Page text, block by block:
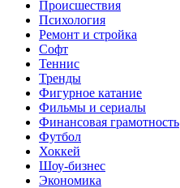
Происшествия
Психология
Ремонт и стройка
Софт
Теннис
Тренды
Фигурное катание
Фильмы и сериалы
Финансовая грамотность
Футбол
Хоккей
Шоу-бизнес
Экономика